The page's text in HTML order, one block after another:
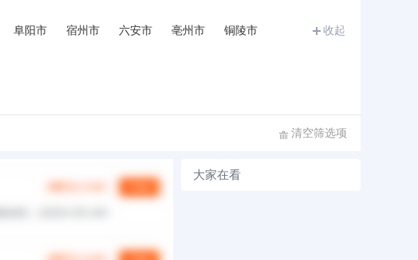
阜阳市 宿州市 六安市 亳州市
铜陵市
收起
清空筛选项
第1/0页 大家在看